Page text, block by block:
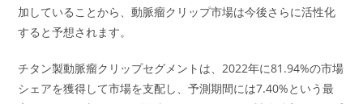
加していることから、動脈瘤クリップ市場は今後さらに活性化
すると予想されます。
チタン製動脈瘤クリップセグメントは、2022年に81.94%の市場
シェアを獲得して市場を支配し、予測期間には7.40%という最